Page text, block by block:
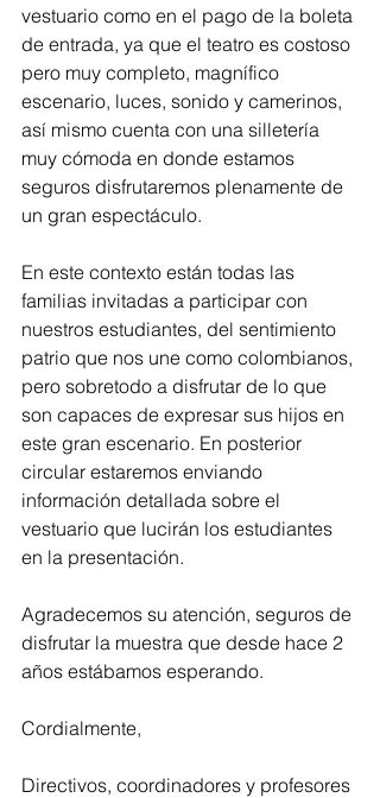
vestuario como en el pago de la boleta
de entrada, ya que el teatro es costoso
pero muy completo, magnífico
escenario, luces, sonido y camerinos,
así mismo cuenta con una silletería
muy cómoda en donde estamos
seguros disfrutaremos plenamente de
un gran espectáculo.
En este contexto están todas las
familias invitadas a participar con
nuestros estudiantes, del sentimiento
patrio que nos une como colombianos,
pero sobretodo a disfrutar de lo que
son capaces de expresar sus hijos en
este gran escenario. En posterior
circular estaremos enviando
información detallada sobre el
vestuario que lucirán los estudiantes
en la presentación.
Agradecemos su atención, seguros de
disfrutar la muestra que desde hace 2
años estábamos esperando.
Cordialmente,
Directivos, coordinadores y profesores